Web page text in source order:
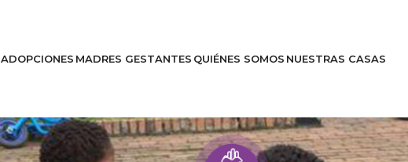
ADOPCIONES MADRES GESTANTES QUIÉNES SOMOS NUESTRAS CASAS